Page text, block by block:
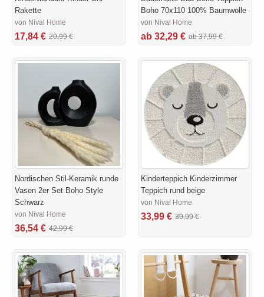
Rakette
von Nival Home
17,84 € 20,99 €
Boho 70x110 100% Baumwolle
von Nival Home
ab 32,29 € ab 37,99 €
Nordischen Stil-Keramik runde
Vasen 2er Set Boho Style
Schwarz
von Nival Home
36,54 € 42,99 €
Kinderteppich Kinderzimmer
Teppich rund beige
von Nival Home
33,99 € 39,99 €